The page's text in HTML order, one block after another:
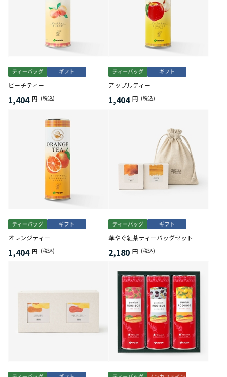
ピーチティー
1,404 円 (税込)
アップルティー
1,404 円 (税込)
オレンジティー
1,404 円 (税込)
華やぐ紅茶ティーバッグセット
2,180 円 (税込)